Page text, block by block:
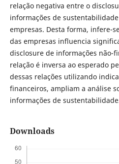
relação negativa entre o
informações de sustentabilidade
empresas. Desta forma, infere-
das empresas influencia
disclosure de informações não-
relação é inversa ao esperado
dessas relações utilizando
financeiros, ampliam a análise
informações de
Downloads